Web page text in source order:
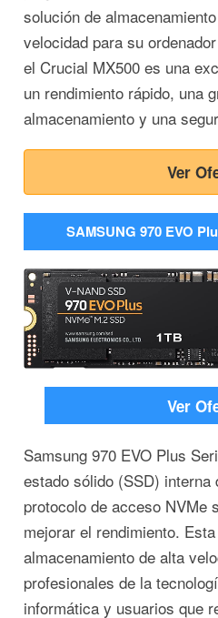
solución de
velocidad para su
el Crucial MX500 es una
un rendimiento rápido, una
almacenamiento y una
Ver
SAMSUNG 970 EVO
Ver
Samsung 970 EVO Plus
estado sólido (SSD) interna
protocolo de acceso NVMe
mejorar el rendimiento.
almacenamiento de alta
profesionales de la
informática y usuarios que